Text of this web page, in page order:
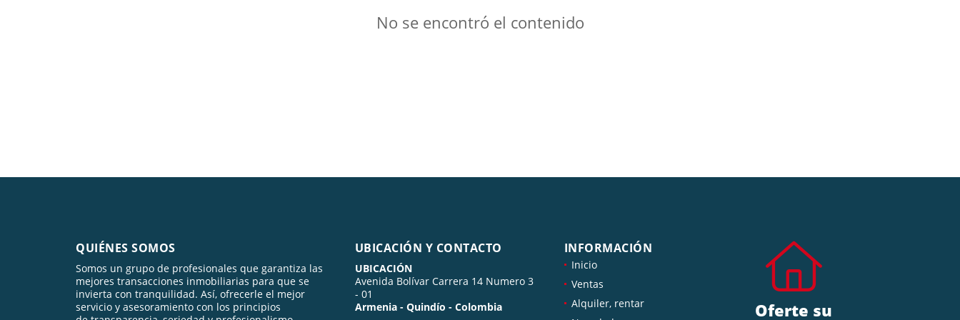
No se encontró el contenido
QUIÉNES SOMOS
Somos un grupo de profesionales que garantiza las
mejores transacciones inmobiliarias para que se
invierta con tranquilidad. Así, ofrecerle el mejor
servicio y asesoramiento con los principios
UBICACIÓN Y CONTACTO
UBICACIÓN
Avenida Bolívar Carrera 14 Numero 3
- 01
Armenia - Quindío - Colombia
INFORMACIÓN
Inicio
Ventas
Alquiler, rentar
Oferte su